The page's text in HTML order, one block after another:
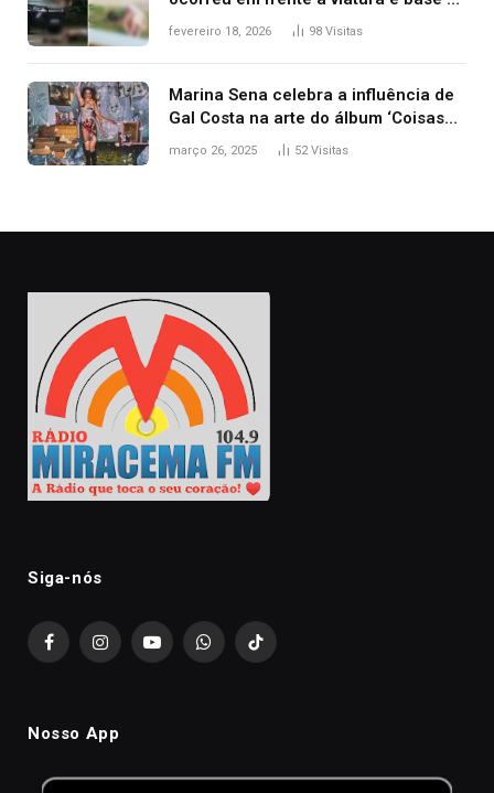
segurança; polícia investiga
fevereiro 18, 2026 98 Visitas
Marina Sena celebra a influência de
Gal Costa na arte do álbum ‘Coisas
naturais’
março 26, 2025 52Visitas
Siga-nós
FacebookInstagramYouTubeWhatsAppTikTok
Nosso App